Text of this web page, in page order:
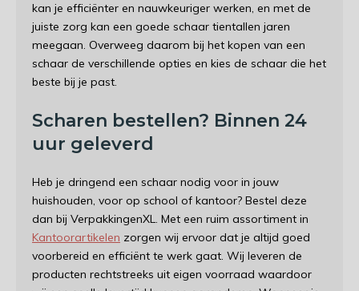
kan je efficiënter en nauwkeuriger werken, en met de
juiste zorg kan een goede schaar tientallen jaren
meegaan. Overweeg daarom bij het kopen van een
schaar de verschillende opties en kies de schaar die het
beste bij je past.
Scharen bestellen? Binnen 24
uur geleverd
Heb je dringend een schaar nodig voor in jouw
huishouden, voor op school of kantoor? Bestel deze
dan bij VerpakkingenXL. Met een ruim assortiment in
Kantoorartikelen zorgen wij ervoor dat je altijd goed
voorbereid en efficiënt te werk gaat. Wij leveren de
producten rechtstreeks uit eigen voorraad waardoor